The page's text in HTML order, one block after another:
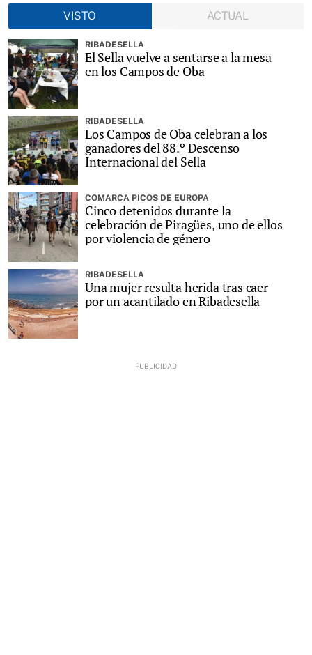
VISTO
ACTUAL
RIBADESELLA
El Sella vuelve a sentarse a la mesa
en los Campos de Oba
RIBADESELLA
Los Campos de Oba celebran a los
ganadores del 88.º Descenso
Internacional del Sella
COMARCA PICOS DE EUROPA
Cinco detenidos durante la
celebración de Piragües, uno de ellos
por violencia de género
RIBADESELLA
Una mujer resulta herida tras caer
por un acantilado en Ribadesella